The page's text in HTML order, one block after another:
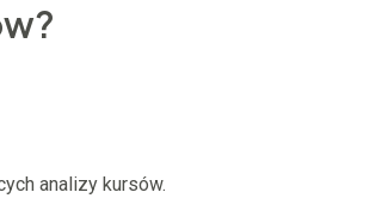
analizy kursów.